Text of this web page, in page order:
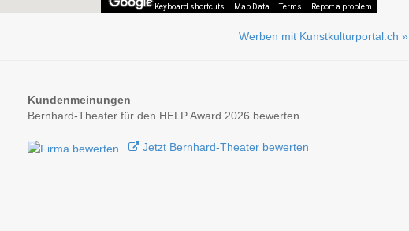
Keyboard shortcuts Map Data Terms Report a problem
Werben mit Kunstkulturportal.ch »
Kundenmeinungen
Bernhard-Theater für den HELP Award 2026 bewerten
Jetzt Bernhard-Theater bewerten